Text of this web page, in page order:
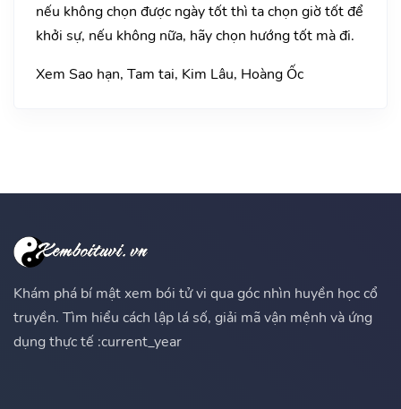
nếu không chọn được ngày tốt thì ta chọn giờ tốt để
khởi sự, nếu không nữa, hãy chọn hướng tốt mà đi.
Xem Sao hạn, Tam tai, Kim Lâu, Hoàng Ốc
Khám phá bí mật xem bói tử vi qua góc nhìn huyền học cổ
truyền. Tìm hiểu cách lập lá số, giải mã vận mệnh và ứng
dụng thực tế :current_year